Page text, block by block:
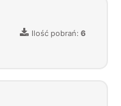
Ilość pobrań: 6